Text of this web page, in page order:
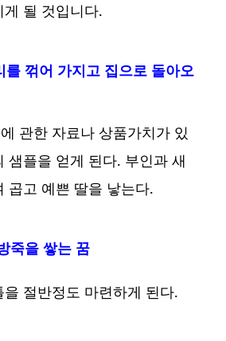
될 것입니다.
를 꺾어 가지고 집으로 돌아오
관한 자료나 상품가치가 있
샘플을 얻게 된다. 부인과 새
곱고 예쁜 딸을 낳는다.
죽을 쌓는 꿈
절반정도 마련하게 된다.